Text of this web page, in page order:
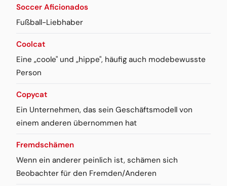
Soccer Aficionados
Fußball-Liebhaber
Coolcat
Eine „coole" und „hippe", häufig auch modebewusste
Person
Copycat
Ein Unternehmen, das sein Geschäftsmodell von
einem anderen übernommen hat
Fremdschämen
Wenn ein anderer peinlich ist, schämen sich
Beobachter für den Fremden/Anderen